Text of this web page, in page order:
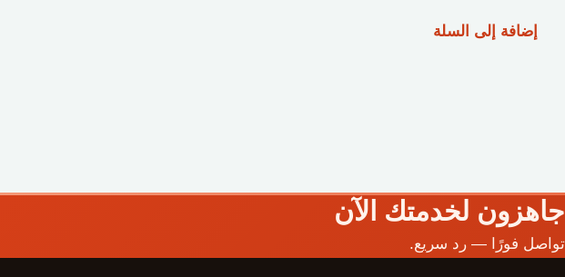
هو:
هو:
إضافة إلى السلة
جاهزون لخدمتك الآن
تواصل فورًا — رد سريع.